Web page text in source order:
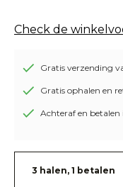
Check de
Gratis verzending
Gratis ophalen en
Achteraf en
3 halen, 1 betalen